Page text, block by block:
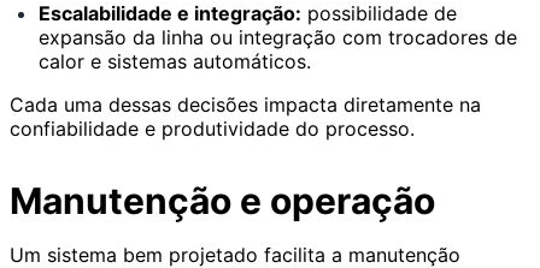
Escalabilidade e integração: possibilidade de
expansão da linha ou integração com trocadores de
calor e sistemas automáticos.
Cada uma dessas decisões impacta diretamente na
confiabilidade e produtividade do processo.
Manutenção e operação
Um sistema bem projetado facilita a manutenção